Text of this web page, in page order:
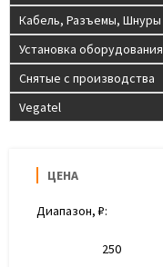
Кабель, Разъемы, Шнуры
Установка оборудования
Снятые с производства
Vegatel
ЦЕНА
Диапазон, ₽: